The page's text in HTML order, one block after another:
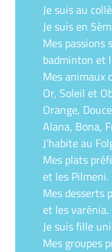
Je suis au
Je suis en
Mes passions
badminton et
Mes animaux
Or, Soleil et
Orange,
Alana, Bona,
J’habite au
Mes plats
et les Pilmeni.
Mes desserts
et les varénia.
Je suis fille
Mes groupes